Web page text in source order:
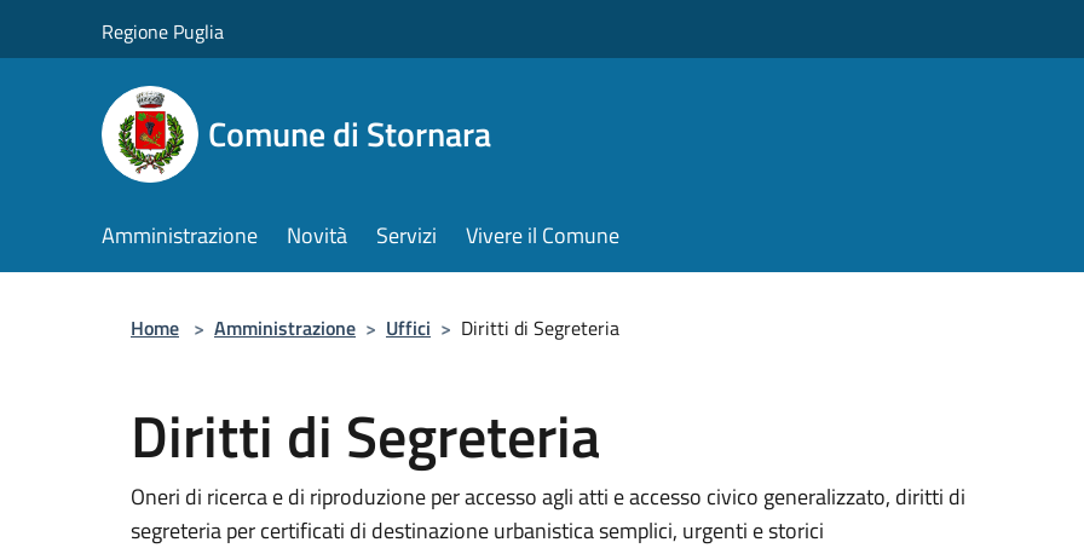
Regione Puglia
Comune di Stornara
Amministrazione Novità Servizi Vivere il Comune
Home > Amministrazione > Uffici > Diritti di Segreteria
Diritti di Segreteria
Oneri di ricerca e di riproduzione per accesso agli atti e accesso civico generalizzato, diritti di
segreteria per certificati di destinazione urbanistica semplici, urgenti e storici